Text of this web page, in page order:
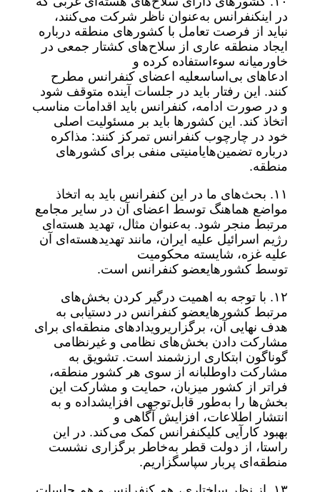
در اینکنفرانس به‌عنوان ناظر شرکت می‌کنند،
نباید از فرصت تعامل با کشورهای منطقه درباره
ایجاد منطقه عاری از سلاح‌های کشتار جمعی در
خاورمیانه سوءاستفاده کرده و
ادعاهای بی‌اساسعلیه اعضای کنفرانس مطرح
کنند. این رفتار باید در جلسات آینده متوقف شود
و در صورت ادامه، کنفرانس باید اقدامات مناسب
اتخاذ کند. این کشورها باید بر مسئولیت اصلی
خود در چارچوب کنفرانس تمرکز کنند: مذاکره
درباره تضمین‌هایامنیتی منفی برای کشورهای
منطقه.
۱۱. بحث‌های ما در این کنفرانس باید به اتخاذ
مواضع هماهنگ توسط اعضای آن در سایر مجامع
مرتبط منجر شود. به‌عنوان مثال، تهدید هسته‌ای
رژیم اسرائیل علیه ایران، مانند تهدیدهسته‌ای آن
علیه غزه، شایسته محکومیت
توسط کشورهایعضو کنفرانس است.
۱۲. با توجه به اهمیت درگیر کردن بخش‌های
مرتبط کشورهایعضو کنفرانس در دستیابی به
هدف نهایی آن، برگزاریرویدادهای منطقه‌ای برای
مشارکت دادن بخش‌های نظامی و غیرنظامی
گوناگون ابتکاری ارزشمند است. تشویق به
مشارکت داوطلبانه از سوی هر کشور منطقه،
فراتر از کشور میزبان، حمایت و مشارکت این
بخش‌ها را به‌طور قابل‌توجهی افزایشداده و به
انتشار اطلاعات، افزایش آگاهی و
بهبود کارآیی کلیکنفرانس کمک می‌کند. در این
راستا، از دولت قطر به‌خاطر برگزاری نشست
منطقه‌ای پربار سپاسگزاریم.